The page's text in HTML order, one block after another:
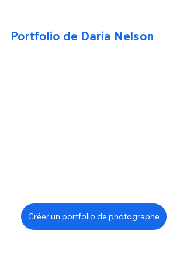
Portfolio de Daria Nelson
Créer un portfolio de photographe